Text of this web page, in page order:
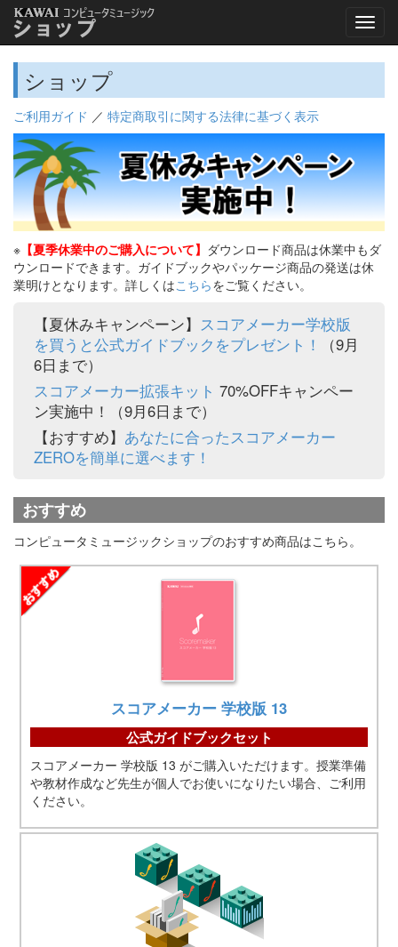
ショップ
ご利用ガイド ／ 特定商取引に関する法律に基づく表示
※ 【夏季休業中のご購入について】 ダウンロード商品は休業中もダ
ウンロードできます。ガイドブックやパッケージ商品の発送は休
業明けとなります。詳しくはこちらをご覧ください。
【夏休みキャンペーン】 スコアメーカー学校版
を買うと公式ガイドブックをプレゼント！
（9月
6日まで）
スコアメーカー拡張キット 70%OFFキャンペー
ン実施中！（9月6日まで）
【おすすめ】 あなたに合ったスコアメーカー
ZEROを簡単に選べます！
おすすめ
コンピュータミュージックショップのおすすめ商品はこちら。
スコアメーカー 学校版 13
公式ガイドブックセット
スコアメーカー 学校版 13 がご購入いただけます。授業準備
や教材作成など先生が個人でお使いになりたい場合、ご利用
ください。